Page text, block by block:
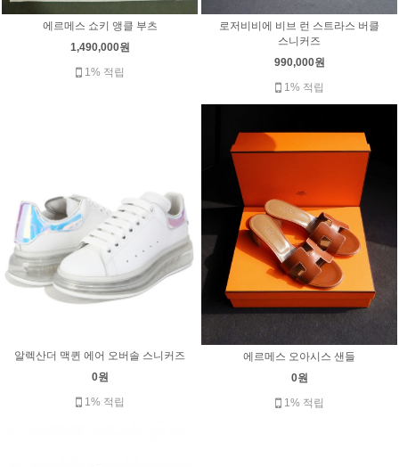
에르메스 쇼키 앵클 부츠
1,490,000원
1% 적립
로저비비에 비브 런 스트라스 버클
스니커즈
990,000원
1% 적립
알렉산더 맥퀸 에어 오버솔 스니커즈
0원
1% 적립
에르메스 오아시스 샌들
0원
1% 적립